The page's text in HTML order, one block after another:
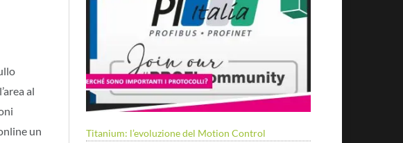
al
un
Titanium: l’evoluzione del Motion Control